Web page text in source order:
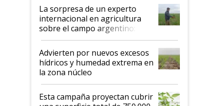
La sorpresa de un experto
internacional en agricultura
sobre el campo argentino:
"Estoy muy impresionado"
Advierten por nuevos excesos
hídricos y humedad extrema en
la zona núcleo
Esta campaña proyectan cubrir